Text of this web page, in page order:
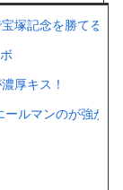
塚記念を勝てる
厚キス！
ールマンのが強かっ